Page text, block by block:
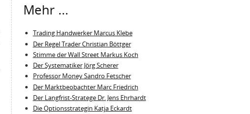
Mehr ...
Trading Handwerker Marcus Klebe
Der Regel Trader Christian Böttger
Stimme der Wall Street Markus Koch
Der Systematiker Jörg Scherer
Professor Money Sandro Fetscher
Der Marktbeobachter Marc Friedrich
Der Langfrist-Stratege Dr. Jens Ehrhardt
Die Optionsstrategin Katja Eckardt